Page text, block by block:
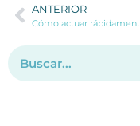
ANTERIOR